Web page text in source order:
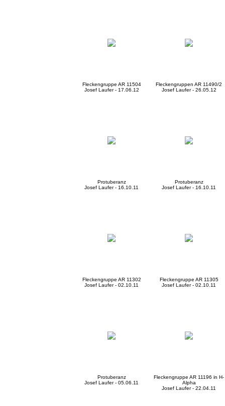
Fleckengruppe AR 11504
Josef Laufer - 17.06.12
Fleckengruppen AR 11490/2
Josef Laufer - 26.05.12
Protuberanz
Josef Laufer - 16.10.11
Protuberanz
Josef Laufer - 16.10.11
Fleckengruppe AR 11302
Josef Laufer - 02.10.11
Fleckengruppe AR 11305
Josef Laufer - 02.10.11
Protuberanz
Josef Laufer - 05.06.11
Fleckengruppe AR 11196 in H-
Alpha
Josef Laufer - 22.04.11